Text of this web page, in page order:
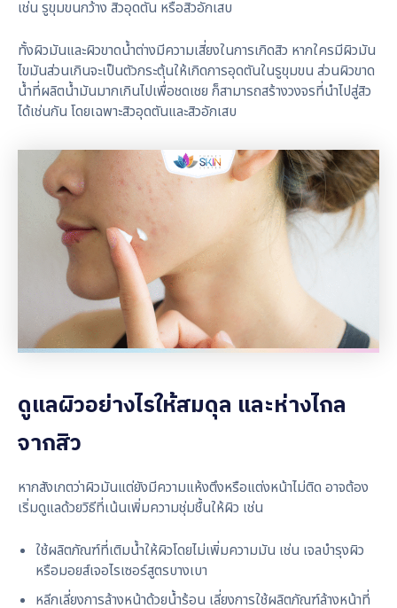
เช่น รูขุมขนกว้าง สิวอุดตัน หรือสิวอักเสบ
ทั้งผิวมันและผิวขาดน้ำต่างมีความเสี่ยงในการเกิดสิว หากใครมีผิวมัน
ไขมันส่วนเกินจะเป็นตัวกระตุ้นให้เกิดการอุดตันในรูขุมขน ส่วนผิวขาด
น้ำที่ผลิตน้ำมันมากเกินไปเพื่อชดเชย ก็สามารถสร้างวงจรที่นำไปสู่สิว
ได้เช่นกัน โดยเฉพาะสิวอุดตันและสิวอักเสบ
ดูแลผิวอย่างไรให้สมดุล และห่างไกล
จากสิว
หากสังเกตว่าผิวมันแต่ยังมีความแห้งตึงหรือแต่งหน้าไม่ติด อาจต้อง
เริ่มดูแลด้วยวิธีที่เน้นเพิ่มความชุ่มชื้นให้ผิว เช่น
ใช้ผลิตภัณฑ์ที่เติมน้ำให้ผิวโดยไม่เพิ่มความมัน เช่น เจลบำรุงผิว
หรือมอยส์เจอไรเซอร์สูตรบางเบา
หลีกเลี่ยงการล้างหน้าด้วยน้ำร้อน เลี่ยงการใช้ผลิตภัณฑ์ล้างหน้าที่